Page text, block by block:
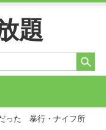
題
った 暴行・ナイフ所